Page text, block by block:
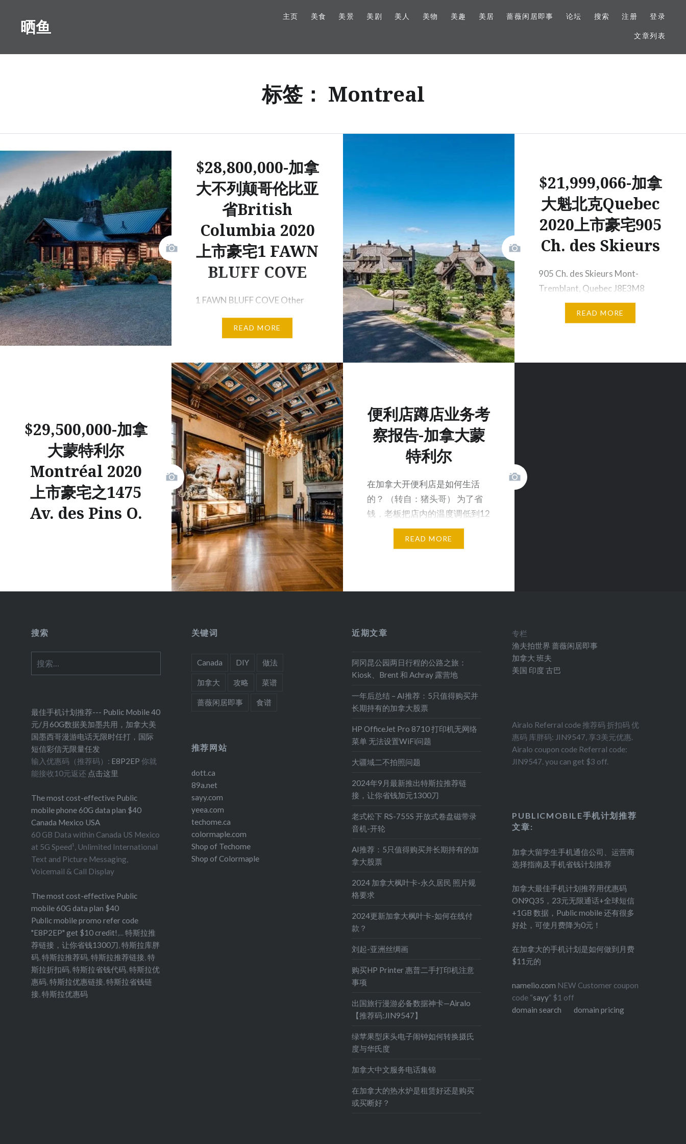
content晒鱼
主页 美食 美景 美剧 美人 美物 美趣 美居 蔷薇闲居即事 论坛 搜索 注册 登录
文章列表
标签： Montreal
$28,800,000-加拿
大不列颠哥伦比亚
省British
Columbia 2020
上市豪宅1 FAWN
BLUFF COVE
1 FAWN BLUFF COVE Other
READ MORE
$21,999,066-加拿
大魁北克Quebec
2020上市豪宅905
Ch. des Skieurs
905 Ch. des Skieurs Mont-
Tremblant, Quebec J8E3M8
$21,9…
READ MORE
$29,500,000-加拿
大蒙特利尔
Montréal 2020
上市豪宅之1475
Av. des Pins O.
便利店蹲店业务考
察报告-加拿大蒙
特利尔
在加拿大开便利店是如何生活
的？ （转自：猪头哥） 为了省
钱，老板把店内的温度调低到12
度，每5分钟就要服务一位…
READ MORE
搜索
索：
关键词
Canada DIY 做法
加拿大 攻略 菜谱
蔷薇闲居即事 食谱
近期文章
阿冈昆公园两日行程的公路之旅：
Kiosk、Brent 和 Achray 露营地
一年后总结 – AI推荐：5只值得购买并
长期持有的加拿大股票
HP OfficeJet Pro 8710 打印机无网络
菜单 无法设置WiFi问题
大疆域二不拍照问题
2024年9月最新推出特斯拉推荐链
接，让你省钱加元1300刀
老式松下 RS-755S 开放式卷盘磁带录
音机-开轮
AI推荐：5只值得购买并长期持有的加
拿大股票
2024 加拿大枫叶卡-永久居民 照片规
格要求
2024更新加拿大枫叶卡-如何在线付
款？
刘起-亚洲丝绸画
购买HP Printer 惠普二手打印机注意
事项
出国旅行漫游必备数据神卡—Airalo
【推荐码:JIN9547】
绿苹果型床头电子闹钟如何转换摄氏
度与华氏度
加拿大中文服务电话集锦
在加拿大的热水炉是租赁好还是购买
或买断好？
专栏
渔夫拍世界蔷薇闲居即事
加拿大 班夫
美国 印度 古巴
最佳手机计划推荐--- Public Mobile 40
元/月60G数据美加墨共用，加拿大美
国墨西哥漫游电话无限时任打，国际
短信彩信无限量任发
输入优惠码（推荐码）: E8P2EP 你就
能接收10元返还 点击这里
The most cost-effective Public
mobile phone 60G data plan $40
Canada Mexico USA
60 GB Data within Canada US Mexico
at 5G Speed¹, Unlimited International
Text and Picture Messaging,
Voicemail & Call Display
The most cost-effective Public
mobile 60G data plan $40
Public mobile promo refer code
"E8P2EP" get $10 credit!,... 特斯拉推
荐链接，让你省钱1300刀,特斯拉库胖
码,特斯拉推荐码,特斯拉推荐链接,特
斯拉折扣码,特斯拉省钱代码,特斯拉优
惠码,特斯拉优惠链接,特斯拉省钱链
接,特斯拉优惠码
Airalo Referral code 推荐码 折扣码 优
惠码 库胖码: JIN9547, 享3美元优惠.
Airalo coupon code Referral code:
JIN9547. you can get $3 off.
推荐网站
dott.ca
89a.net
sayy.com
yeea.com
techome.ca
colormaple.com
Shop of Techome
Shop of Colormaple
PUBLICMOBILE手机计划推荐
文章:
加拿大留学生手机通信公司、运营商
选择指南及手机省钱计划推荐
加拿大最佳手机计划推荐用优惠码
ON9Q35，23元无限通话+全球短信
+1GB 数据，Public mobile 还有很多
好处，可使月费降为0元！
在加拿大的手机计划是如何做到月费
$11元的
namelio.com NEW Customer coupon
code “sayy” $1 off
domain search
domain pricing